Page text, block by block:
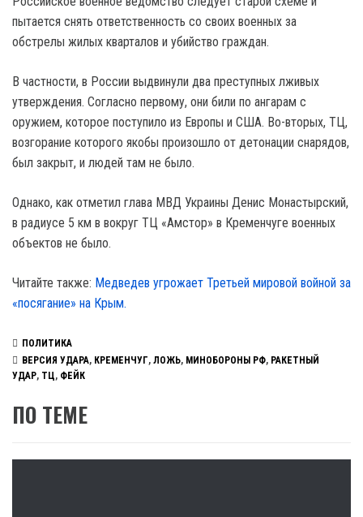
пытается снять ответственность со своих военных за
обстрелы жилых кварталов и убийство граждан.
В частности, в России выдвинули два преступных лживых
утверждения. Согласно первому, они били по ангарам с
оружием, которое поступило из Европы и США. Во-вторых, ТЦ,
возгорание которого якобы произошло от детонации снарядов,
был закрыт, и людей там не было.
Однако, как отметил глава МВД Украины Денис Монастырский,
в радиусе 5 км в вокруг ТЦ «Амстор» в Кременчуге военных
объектов не было.
Читайте также: Медведев угрожает Третьей мировой войной за
«посягание» на Крым.
ПОЛИТИКА
ВЕРСИЯ УДАРА, КРЕМЕНЧУГ, ЛОЖЬ, МИНОБОРОНЫ РФ, РАКЕТНЫЙ
УДАР, ТЦ, ФЕЙК
ПО ТЕМЕ